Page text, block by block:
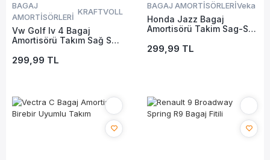
BAGAJ
AMORTİSÖRLERİ
KRAFTVOLL
Vw Golf Iv 4 Bagaj
Amortisörü Takım Sağ Sol
299,99 TL
BAGAJ AMORTİSÖRLERİVeka
Honda Jazz Bagaj
Amortisörü Takim Sag-Sol
299,99 TL